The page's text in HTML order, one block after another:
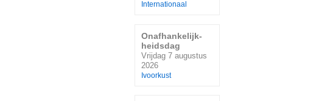
Internationaal
Onafhankelijk-
heidsdag
Vrijdag 7 augustus
2026
Ivoorkust